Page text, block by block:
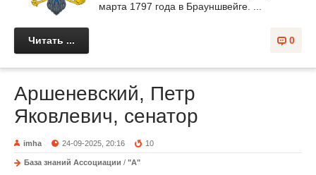
марта 1797 года в Брауншвейге. ...
0
Читать ...
Аршеневский, Петр
Яковлевич, сенатор
imha 24-09-2025, 20:16 10
База знаний Ассоциации / "А"